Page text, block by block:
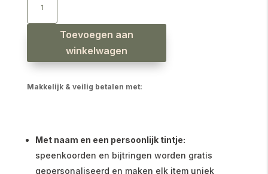
naam
poederblauw
Toevoegen aan
winkelwagen
Makkelijk & veilig betalen met:
Met naam en een persoonlijk tintje:
speenkoorden en bijtringen worden gratis
gepersonaliseerd en maken elk item uniek